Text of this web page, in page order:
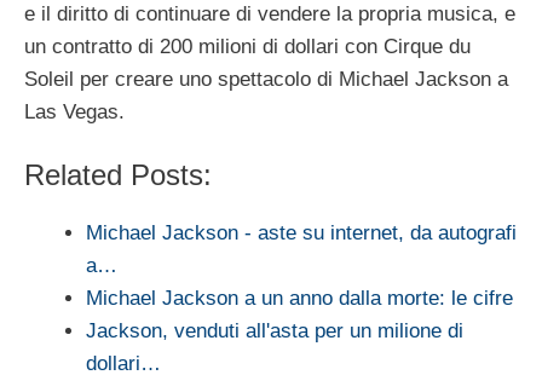
e il diritto di continuare di vendere la propria musica, e
un contratto di 200 milioni di dollari con Cirque du
Soleil per creare uno spettacolo di Michael Jackson a
Las Vegas.
Related Posts:
Michael Jackson - aste su internet, da autografi
a…
Michael Jackson a un anno dalla morte: le cifre
Jackson, venduti all'asta per un milione di
dollari…